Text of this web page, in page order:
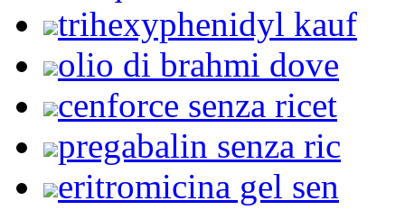
trihexyphenidyl kauf
olio di brahmi dove
cenforce senza ricet
pregabalin senza ric
eritromicina gel sen